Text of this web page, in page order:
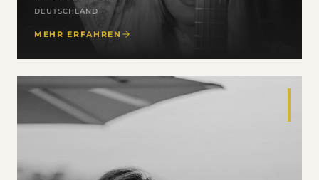
DEUTSCHLAND
MEHR ERFAHREN